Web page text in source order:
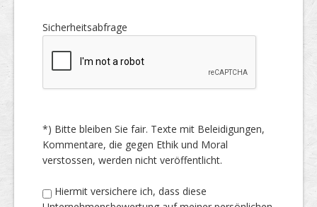
Sicherheitsabfrage
*) Bitte bleiben Sie fair. Texte mit Beleidigungen,
Kommentare, die gegen Ethik und Moral
verstossen, werden nicht veröffentlicht.
Hiermit versichere ich, dass diese